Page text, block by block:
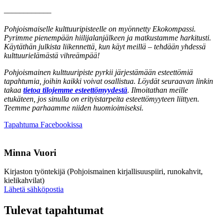
––––––––––––
Pohjoismaiselle kulttuuripisteelle on myönnetty Ekokompassi.
Pyrimme pienempään hiilijalanjälkeen ja matkustamme harkitusti.
Käytäthän julkista liikennettä, kun käyt meillä – tehdään yhdessä
kulttuurielämästä vihreämpää!
Pohjoismainen kulttuuripiste pyrkii järjestämään esteettömiä
tapahtumia, joihin kaikki voivat osallistua. Löydät seuraavan linkin
takaa tietoa tilojemme esteettömyydestä. Ilmoitathan meille
etukäteen, jos sinulla on erityistarpeita esteettömyyteen liittyen.
Teemme parhaamme niiden huomioimiseksi.
Tapahtuma Facebookissa
Minna Vuori
Kirjaston työntekijä (Pohjoismainen kirjallisuuspiiri, runokahvit,
kielikahvilat)
Lähetä sähköpostia
till
minna.vuori@nkk.org
Tulevat tapahtumat